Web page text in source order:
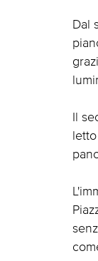
Dal
Il